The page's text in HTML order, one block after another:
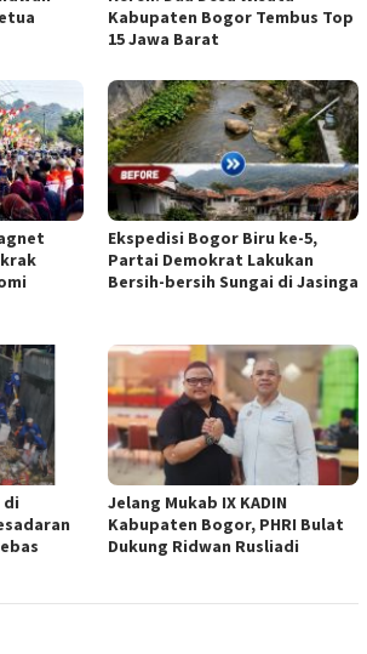
Kabupaten Bogor Tembus Top
15 Jawa Barat
Ekspedisi Bogor Biru ke-5,
Partai Demokrat Lakukan
Bersih-bersih Sungai di Jasinga
di
Jelang Mukab IX KADIN
Kabupaten Bogor, PHRI Bulat
Dukung Ridwan Rusliadi